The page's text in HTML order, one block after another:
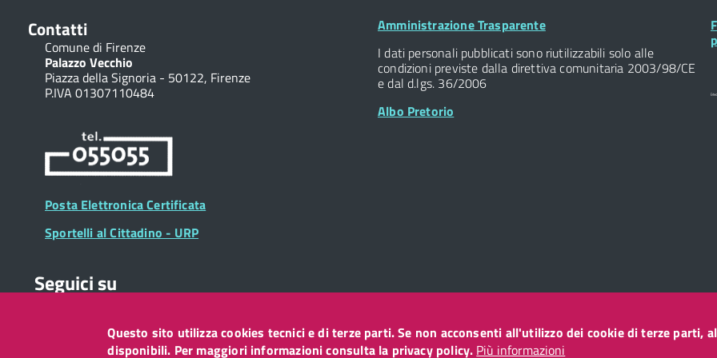
Contatti
Comune di Firenze
Palazzo Vecchio
Piazza della Signoria - 50122, Firenze
P.IVA 01307110484
Posta Elettronica Certificata
Sportelli al Cittadino - URP
Footer
Amministrazione Trasparente
I dati personali pubblicati sono riutilizzabili solo alle
condizioni previste dalla direttiva comunitaria 2003/98/CE
e dal d.lgs. 36/2006
Albo Pretorio
Seguici su
Collegamento
Collegamento
Collegamento
Collegamento
Collegamento
Collegamento
Collegamento
Questo sito utilizza cookies tecnici e di terze parti. Se non acconsenti all'utilizzo dei cookie di terze parti,
disponibili. Per maggiori informazioni consulta la privacy policy. Più informazioni